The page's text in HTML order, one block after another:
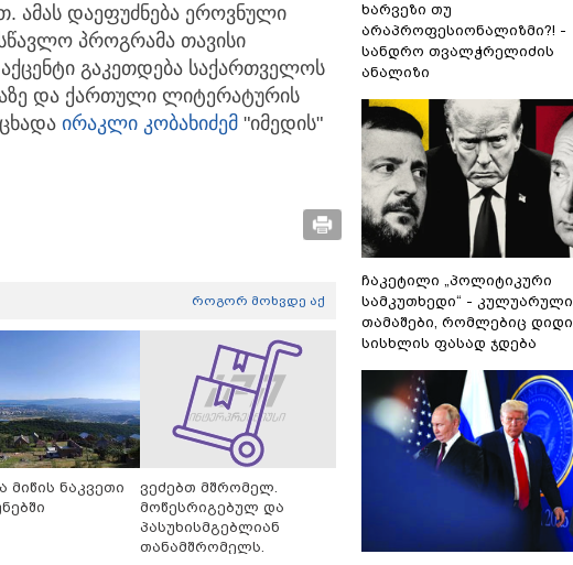
ამას დაეფუძნება ეროვნული
პროგრამა თავისი
გაკეთდება საქართველოს
და ქართული ლიტერატურის
ირაკლი კობახიძემ "იმედის"
როგორ მოხვდე აქ
მიწის ნაკვეთი
ვეძებთ მშრომელ.
მოწესრიგებულ და
პასუხისმგებლიან
თანამშრომელს.
ხარვეზი თუ
არაპროფესიონალიზმი?! -
სანდრო თვალჭრელიძის
ანალიზი
ჩაკეტილი „პოლიტიკური
სამკუთხედი“ - კულუარული
თამაშები, რომლებიც დიდი
სისხლის ფასად ჯდება